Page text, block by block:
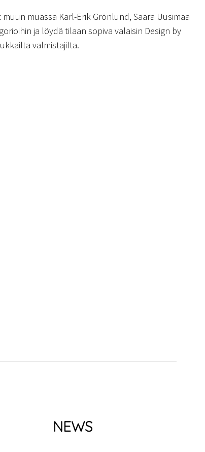
muassa Karl-Erik Grönlund, Saara Uusimaa
ja löydä tilaan sopiva valaisin Design by
valmistajilta.
NEWS